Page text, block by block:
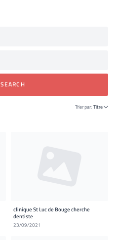
SEARCH
Trier par: Titre
clinique St Luc de Bouge cherche
dentiste
23/09/2021